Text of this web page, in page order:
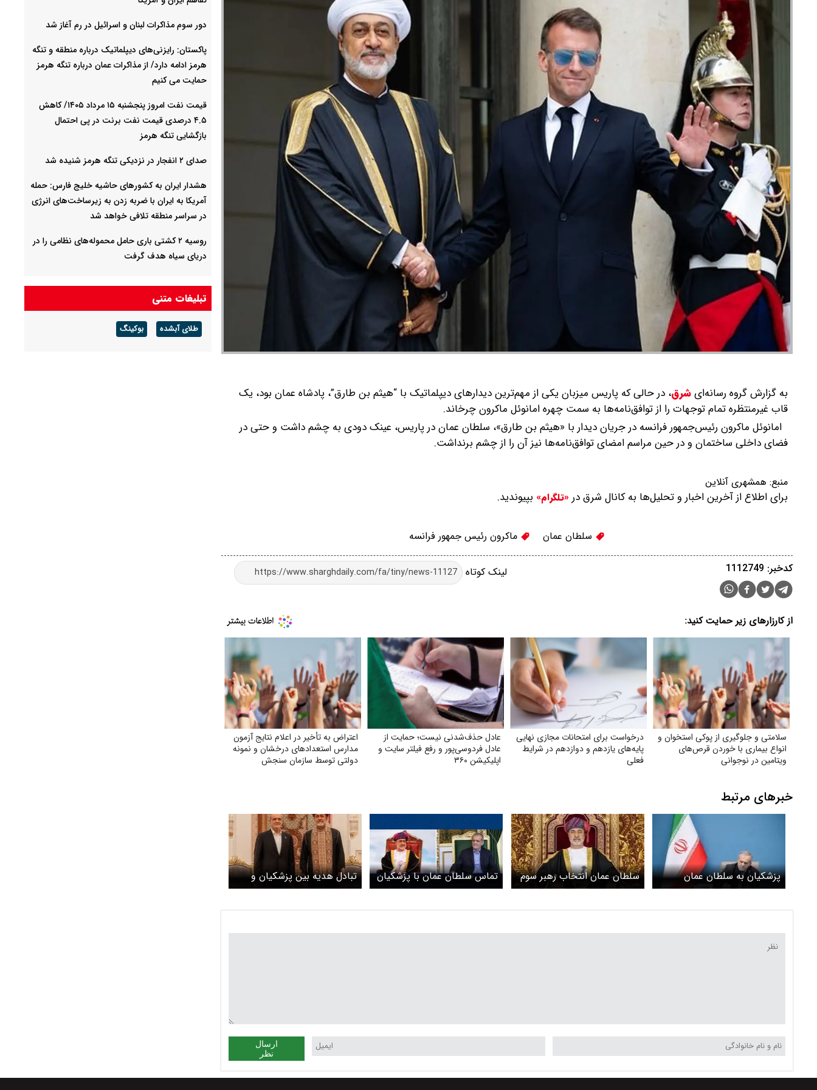
به گزارش گروه رسانه‌ایشرق، در حالی که پاریس میزبان یکی از مهم‌ترین دیدارهای دیپلماتیک با “هیثم بن طارق”، پادشاه عمان بود، یک
قاب غیرمنتظره تمام توجهات را از توافق‌نامه‌ها به سمت چهره امانوئل ماکرون چرخاند.
امانوئل ماکرون رئیس‌جمهور فرانسه در جریان دیدار با «هیثم بن طارق»، سلطان عمان در پاریس، عینک دودی به چشم داشت و حتی در
فضای داخلی ساختمان و در حین مراسم امضای توافق‌نامه‌ها نیز آن را از چشم برنداشت.
منبع: همشهری آنلاین
برای اطلاع از آخرین اخبار و تحلیل‌ها به کانال شرق در «تلگرام» بپیوندید.
سلطان عمان ماکرون رئیس جمهور فرانسه
لینک کوتاه کدخبر: 1112749
از کارزارهای زیر حمایت کنید:
سلامتی و جلوگیری از پوکی استخوان و
انواع بیماری با خوردن قرص‌های
ویتامین در نوجوانی
درخواست برای امتحانات مجازی نهایی
پایه‌های یازدهم و دوازدهم در شرایط
فعلی
عادل حذف‌شدنی نیست؛ حمایت از
عادل فردوسی‌پور و رفع فیلتر سایت و
اپلیکیشن ۳۶۰
اعتراض به تأخیر در اعلام نتایج آزمون
مدارس استعدادهای درخشان و نمونه
دولتی توسط سازمان سنجش
خبرهای مرتبط
پزشکیان به سلطان عمان
تسلیت گفت
سلطان عمان انتخاب رهبر سوم
انقلاب را تبریک گفت
تماس سلطان عمان با پزشکیان
تبادل هدیه بین پزشکیان و
سلطان عمان +عکس
ارسال
نظر
دور سوم مذاکرات لبنان و اسرائیل در رم آغاز شد
پاکستان: رایزنی‌های دیپلماتیک درباره منطقه و تنگه
هرمز ادامه دارد/ از مذاکرات عمان درباره تنگه هرمز
حمایت می کنیم
قیمت نفت امروز پنجشنبه ۱۵ مرداد ۱۴۰۵/ کاهش
۴.۵ درصدی قیمت نفت برنت در پی احتمال
بازگشایی تنگه هرمز
صدای ۲ انفجار در نزدیکی تنگه هرمز شنیده شد
هشدار ایران به کشورهای حاشیه خلیج‌ فارس: حمله
آمریکا به ایران با ضربه زدن به زیرساخت‌های انرژی
در سراسر منطقه تلافی خواهد شد
روسیه ۲ کشتی باری حامل محموله‌های نظامی را در
دریای سیاه هدف گرفت
استفاده کرد
ترامپ افشاگران کمبود مهمات را به حبس طولانی
مدت تهدید کرد
تبلیغات متنی
طلای آبشده بوکینگ